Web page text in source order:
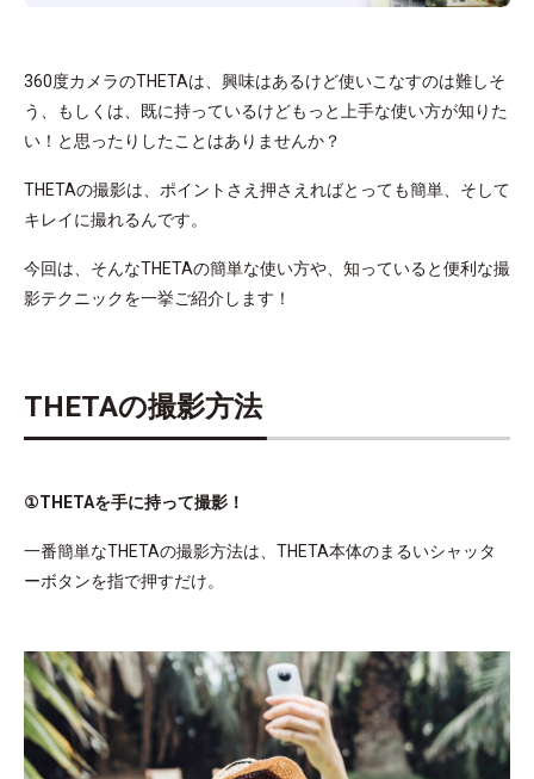
360度カメラのTHETAは、興味はあるけど使いこなすのは難しそ
う、もしくは、既に持っているけどもっと上手な使い方が知りた
い！と思ったりしたことはありませんか？
THETAの撮影は、ポイントさえ押さえればとっても簡単、そして
キレイに撮れるんです。
今回は、そんなTHETAの簡単な使い方や、知っていると便利な撮
影テクニックを一挙ご紹介します！
THETAの撮影方法
①THETAを手に持って撮影！
一番簡単なTHETAの撮影方法は、THETA本体のまるいシャッタ
ーボタンを指で押すだけ。